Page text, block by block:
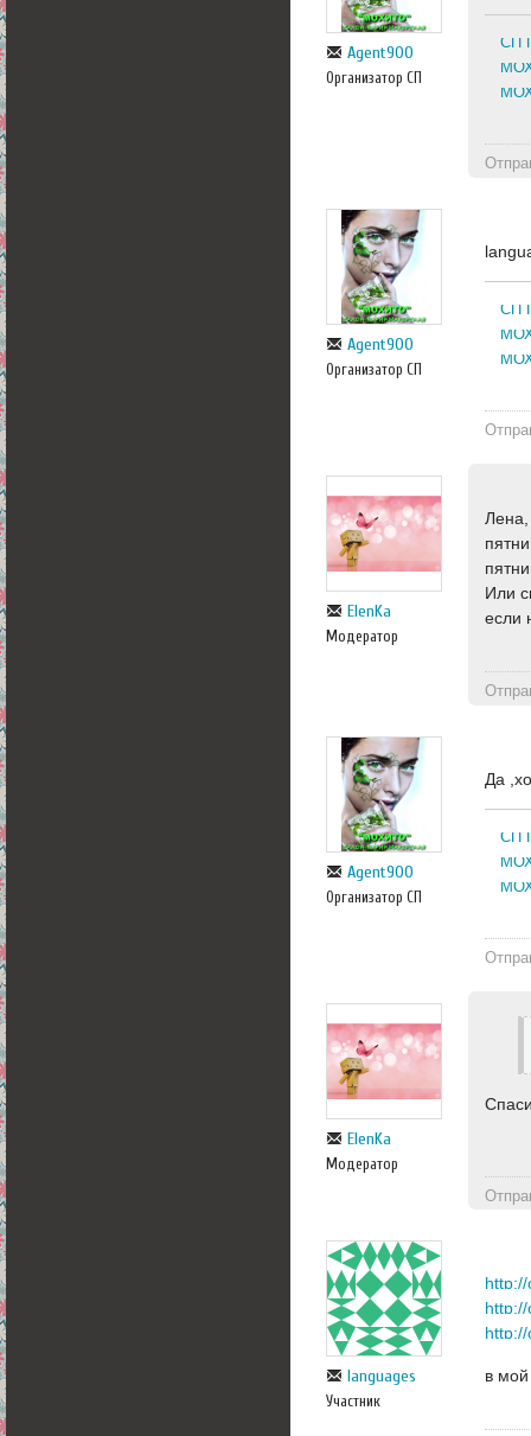
Agent900
Организатор СП
СП
Agent900
Организатор СП
СП
ElenKa
Модератор
Или
если
Agent900
Организатор СП
Да
СП
ElenKa
Модератор
languages
Участник
в мой